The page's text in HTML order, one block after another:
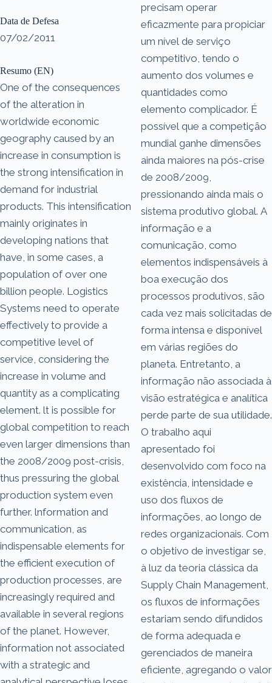
Data de Defesa
07/02/2011
Resumo (EN)
One of the consequences
of the alteration in
worldwide economic
geography caused by an
increase in consumption is
the strong intensification in
demand for industrial
products. This intensification
mainly originates in
developing nations that
have, in some cases, a
population of over one
billion people. Logistics
Systems need to operate
effectively to provide a
competitive level of
service, considering the
increase in volume and
quantity as a complicating
element. lt is possible for
global competition to reach
even larger dimensions than
the 2008/2009 post-crisis,
thus pressuring the global
production system even
further. lnformation and
communication, as
indispensable elements for
the efficient execution of
production processes, are
increasingly required and
available in several regions
of the planet. However,
information not associated
with a strategic and
precisam operar
eficazmente para propiciar
um nível de serviço
competitivo, tendo o
aumento dos volumes e
quantidades como
elemento complicador. É
possível que a competição
mundial ganhe dimensões
ainda maiores na pós-crise
de 2008/2009,
pressionando ainda mais o
sistema produtivo global. A
informação e a
comunicação, como
elementos indispensáveis à
boa execução dos
processos produtivos, são
cada vez mais solicitadas de
forma intensa e disponível
em várias regiões do
planeta. Entretanto, a
informação não associada à
visão estratégica e analítica
perde parte de sua utilidade.
O trabalho aqui
apresentado foi
desenvolvido com foco na
existência, intensidade e
uso dos fluxos de
informações, ao longo de
redes organizacionais. Com
o objetivo de investigar se,
à luz da teoria clássica da
Supply Chain Management,
os fluxos de informações
estariam sendo difundidos
de forma adequada e
gerenciados de maneira
eficiente, agregando o valor